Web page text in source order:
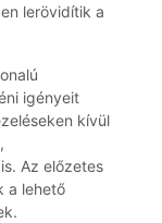
lerövidítik a
igényeit
kívül
Az előzetes
a lehető